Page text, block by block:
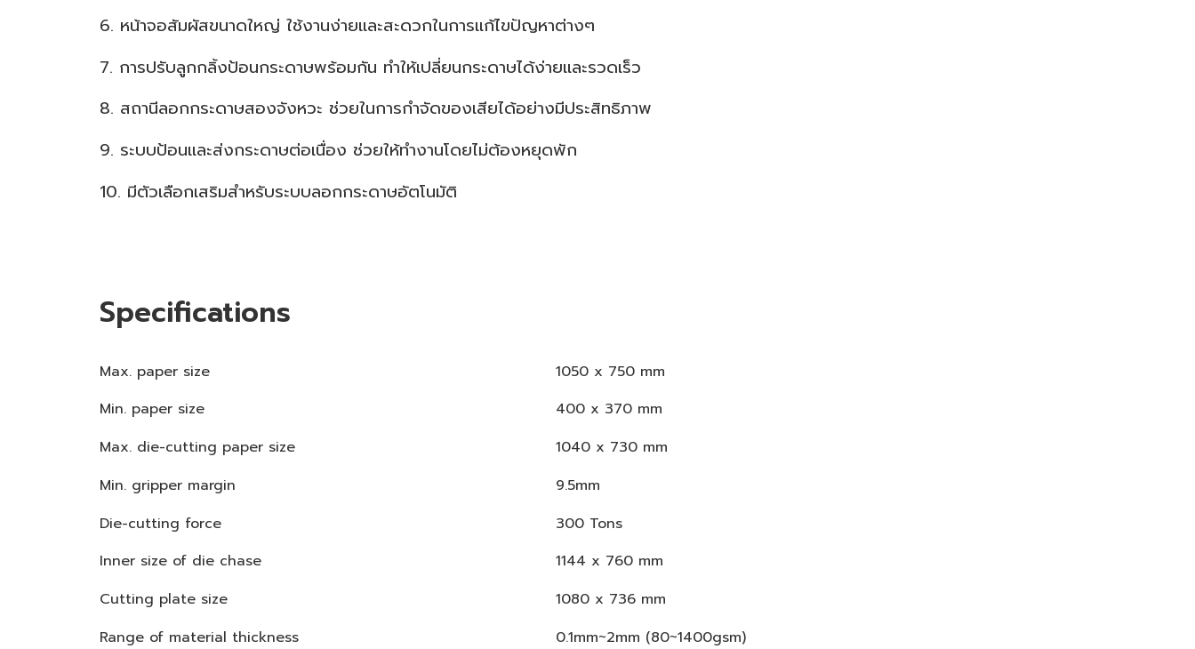
6. หน้าจอสัมผัสขนาดใหญ่ ใช้งานง่ายและสะดวกในการแก้ไขปัญหาต่างๆ
7. การปรับลูกกลิ้งป้อนกระดาษพร้อมกัน ทำให้เปลี่ยนกระดาษได้ง่ายและรวดเร็ว
8. สถานีลอกกระดาษสองจังหวะ ช่วยในการกำจัดของเสียได้อย่างมีประสิทธิภาพ
9. ระบบป้อนและส่งกระดาษต่อเนื่อง ช่วยให้ทำงานโดยไม่ต้องหยุดพัก
10. มีตัวเลือกเสริมสำหรับระบบลอกกระดาษอัตโนมัติ
Specifications
Max. paper size
Min. paper size
Max. die-cutting paper size
Min. gripper margin
Die-cutting force
Inner size of die chase
Cutting plate size
Range of material thickness
1050 x 750 mm
400 x 370 mm
1040 x 730 mm
9.5mm
300 Tons
1144 x 760 mm
1080 x 736 mm
0.1mm~2mm (80~1400gsm)